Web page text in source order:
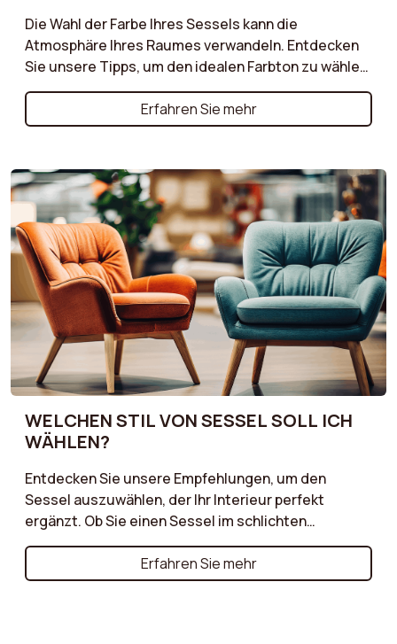
Die Wahl der Farbe Ihres Sessels kann die
Atmosphäre Ihres Raumes verwandeln. Entdecken
Sie unsere Tipps, um den idealen Farbton zu wählen,
der sich in Ihre bestehende Dekoration einfügt und
gleichzeitig einen eleganten Akzent setzt. Neutrale
Farben für eine beruhigende Atmosphäre, kräftige
Nuancen für einen skandinavischen Touch: Lernen
Sie, wie Sie Ihren Sessel mit dem Stil Ihres Interieurs
kombinieren. Ob Sie einen Sessel möchten, der sich
harmonisch in den Raum einfügt, oder einen, der
zum Mittelpunkt wird, unsere Ratschläge helfen
Ihnen, die richtige Wahl zu treffen.
Erfahren Sie mehr
WELCHEN STIL VON SESSEL SOLL ICH
WÄHLEN?
Entdecken Sie unsere Empfehlungen, um den
Sessel auszuwählen, der Ihr Interieur perfekt
ergänzt. Ob Sie einen Sessel im schlichten
skandinavischen Stil, ein charaktervolles Vintage-
Modell oder einen zeitlosen klassischen Sessel
suchen – wir führen Sie durch die wesentlichen
Erfahren Sie mehr